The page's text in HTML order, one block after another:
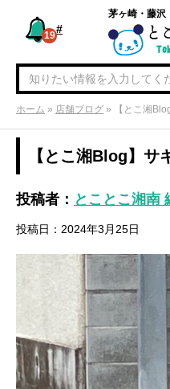
#
19
茅ヶ崎・藤沢
ホーム » 店舗ブログ » 【とこ湘
【とこ湘Blog】サ
投稿者： とことこ湘南
投稿日：2024年3月25日